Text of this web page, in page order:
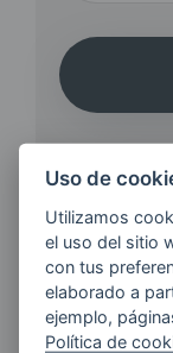
LAS
Uso de
Utilizamos
el uso del sitio
con tus
elaborado a
ejemplo,
Política de